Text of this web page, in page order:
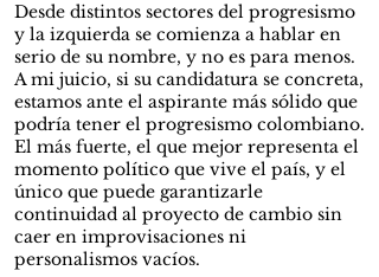
Desde distintos sectores del progresismo
y la izquierda se comienza a hablar en
serio de su nombre, y no es para menos.
A mi juicio, si su candidatura se concreta,
estamos ante el aspirante más sólido que
podría tener el progresismo colombiano.
El más fuerte, el que mejor representa el
momento político que vive el país, y el
único que puede garantizarle
continuidad al proyecto de cambio sin
caer en improvisaciones ni
personalismos vacíos.